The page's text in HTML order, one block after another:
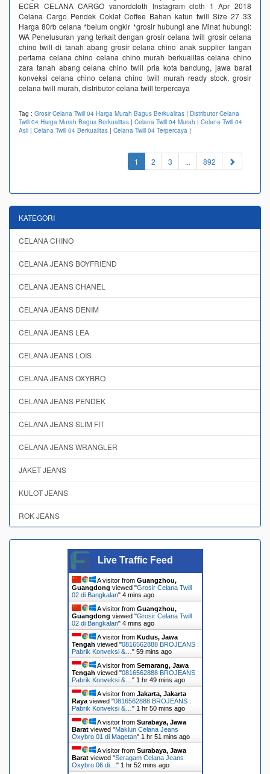
ECER CELANA CARGO vanordcloth Instagram cloth 1 Apr 2018
Celana Cargo Pendek Coklat Coffee Bahan katun twill Size 27 33
Harga 80rb celana *belum ongkir *grosir hubungi ane Minat hubungi:
WA Penelusuran yang terkait dengan grosir celana twill grosir celana
chino twill di tanah abang grosir celana chino anak supplier tangan
pertama celana chino celana chino murah berkualitas celana chino
zara tanah abang celana chino twill pria kota bandung, jawa barat
konveksi celana chino celana chino twill murah ready stock, grosir
celana twill murah, distributor celana twill terpercaya
Tag : Grosir Celana Twill 04 Harga Murah Bagus Berkualitas | Distributor Celana
Twill 04 Harga Murah Bagus Berkualitas | Celana Twill 04 Murah | Celana Twill 04
Asli | Celana Twill 04 Berkualitas | Celana Twill 04 Terpercaya |
1 (current)
2 3 ... 892
KATEGORI
CELANA CHINO
CELANA JEANS BOYFRIEND
CELANA JEANS CHANEL
CELANA JEANS DENIM
CELANA JEANS LEA
CELANA JEANS LOIS
CELANA JEANS OXYBRO
CELANA JEANS PENDEK
CELANA JEANS SLIM FIT
CELANA JEANS WRANGLER
JAKET JEANS
KULOT JEANS
ROK JEANS
Live Traffic Feed
A visitor from Guangzhou,
Guangdong viewed "Grosir Celana Twill
02 di Bangkalan" 4 mins ago
A visitor from Guangzhou,
Guangdong viewed "Grosir Celana Twill
02 di Bangkalan" 4 mins ago
A visitor from Kudus, Jawa
Tengah viewed "0816562888 BROJEANS :
Pabrik Konveksi &… " 59 mins ago
A visitor from Semarang, Jawa
Tengah viewed "0816562888 BROJEANS :
Pabrik Konveksi &… " 1 hr 49 mins ago
A visitor from Jakarta, Jakarta
Rayaviewed "0816562888 BROJEANS :
Pabrik Konveksi &… " 1 hr 50 mins ago
A visitor from Surabaya, Jawa
Baratviewed "Maklun Celana Jeans
Oxybro 01 di Magetan" 1 hr 51 mins ago
A visitor from Surabaya, Jawa
Baratviewed "Seragam Celana Jeans
Oxybro 06 di… " 1 hr 52 mins ago